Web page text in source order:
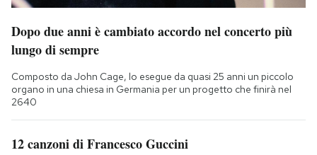
Dopo due anni è cambiato accordo nel concerto più
lungo di sempre
Composto da John Cage, lo esegue da quasi 25 anni un piccolo
organo in una chiesa in Germania per un progetto che finirà nel
2640
12 canzoni di Francesco Guccini